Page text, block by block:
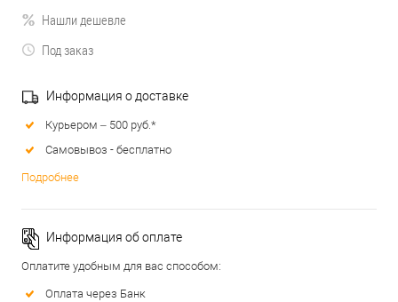
Нашли дешевле
Под заказ
Информация о доставке
Курьером – 500 руб.*
Самовывоз - бесплатно
Подробнее
Информация об оплате
Оплатите удобным для вас способом:
Оплата через Банк